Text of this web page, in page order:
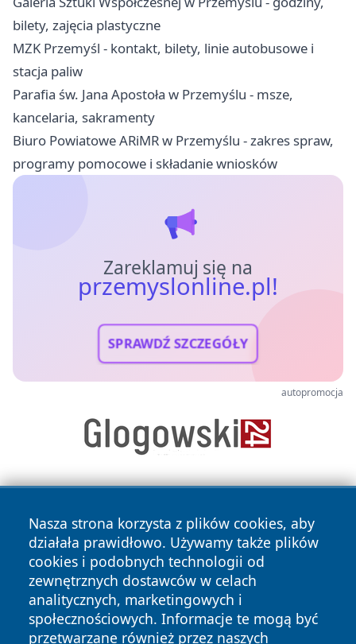
bilety, zajęcia plastyczne
MZK Przemyśl - kontakt, bilety, linie autobusowe i
stacja paliw
Parafia św. Jana Apostoła w Przemyślu - msze,
kancelaria, sakramenty
Biuro Powiatowe ARiMR w Przemyślu - zakres spraw,
programy pomocowe i składanie wniosków
Zareklamuj się na
przemyslonline.pl!
SPRAWDŹ SZCZEGÓŁY
autopromocja
Nasza strona korzysta z plików cookies, aby
działała prawidłowo. Używamy także plików
cookies i podobnych technologii od
zewnętrznych dostawców w celach
analitycznych, marketingowych i
społecznościowych. Informacje te mogą być
przetwarzane również przez naszych
Copyright © 2026 przemyslonline.pl Wszystkie prawa
zastrzeżone.